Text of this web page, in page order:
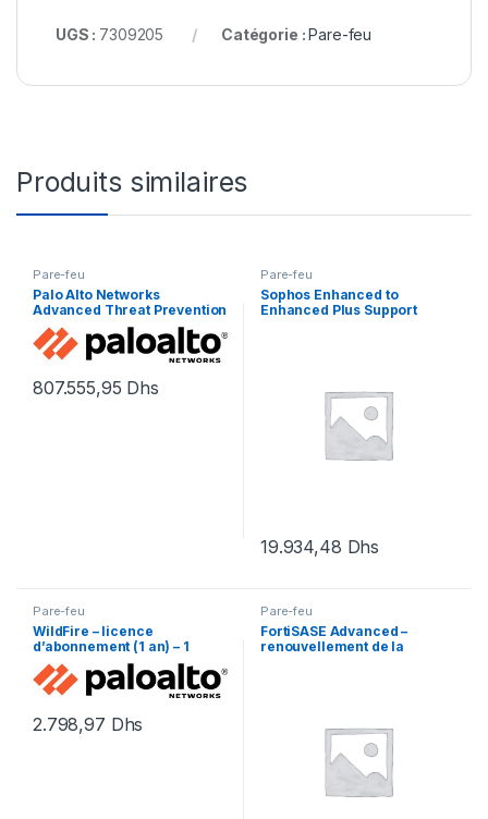
UGS : 7309205 Catégorie :Pare-feu
Produits similaires
Pare-feu
Palo Alto Networks
Advanced Threat Prevention
– renouvellement de la
licence d’abonnement (1 an)
– 1 périphérique
807.555,95 Dhs
Pare-feu
Sophos Enhanced to
Enhanced Plus Support
19.934,48 Dhs
Pare-feu
WildFire – licence
d’abonnement (1 an) – 1
périphérique
2.798,97 Dhs
Pare-feu
FortiSASE Advanced –
renouvellement de la